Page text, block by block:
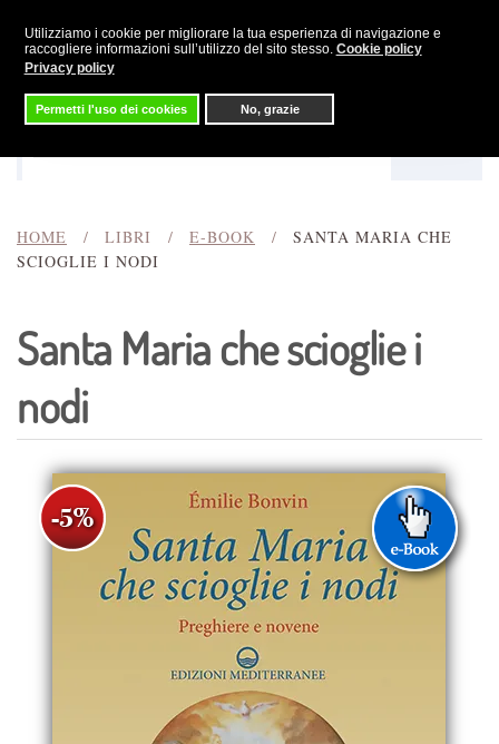
Utilizziamo i cookie per migliorare la tua esperienza di navigazione e
raccogliere informazioni sull’utilizzo del sito stesso. Cookie policy
Privacy policy
Permetti l'uso dei cookies No, grazie
Skip to main content
HOME LIBRI E-BOOK
SANTA MARIA CHE
SCIOGLIE I NODI
Santa Maria che scioglie i
nodi